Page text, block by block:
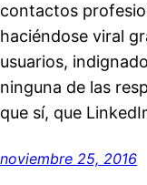
contactos
haciéndose viral
usuarios,
ninguna de las
que sí, que
noviembre 25, 2016